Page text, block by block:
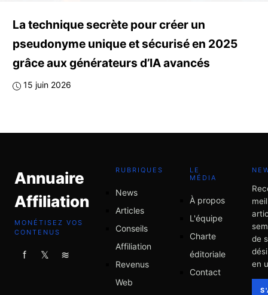
La technique secrète pour créer un
pseudonyme unique et sécurisé en 2025
grâce aux générateurs d’IA avancés
15 juin 2026
Annuaire
Affiliation
MONÉTISEZ VOS
CONTENUS
f 𝕏 ≋
RUBRIQUES
News
Articles
Conseils
Affiliation
Revenus
Web
LE
MÉDIA
À propos
L'équipe
Charte
éditoriale
Contact
de
en